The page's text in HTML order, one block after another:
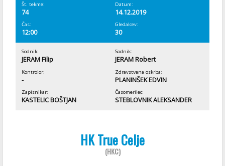
Št. tekme:
74
Datum:
14.12.2019
Čas:
12:00
Gledalcev:
30
Sodnik:
JERAM Filip
Sodnik:
JERAM Robert
Kontrolor:
-
Zdravstvena oskrba:
PLANINŠEK EDVIN
Zapisnikar:
KASTELIC BOŠTJAN
Časomerilec:
STEBLOVNIK ALEKSANDER
HK True Celje
(HKC)